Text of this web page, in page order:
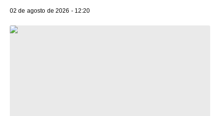
02 de agosto de 2026 - 12:20